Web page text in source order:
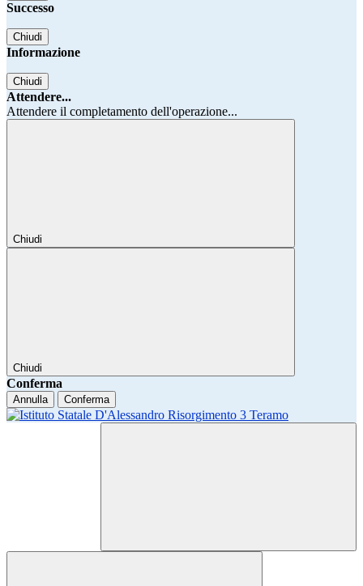
Successo
Chiudi
Informazione
Chiudi
Attendere...
Attendere il completamento dell'operazione...
Chiudi
Chiudi
Conferma
Annulla Conferma